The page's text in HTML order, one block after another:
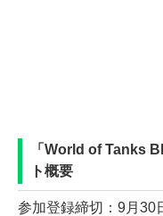
「World of Tanks
ト概要
参加登録締切：9月30